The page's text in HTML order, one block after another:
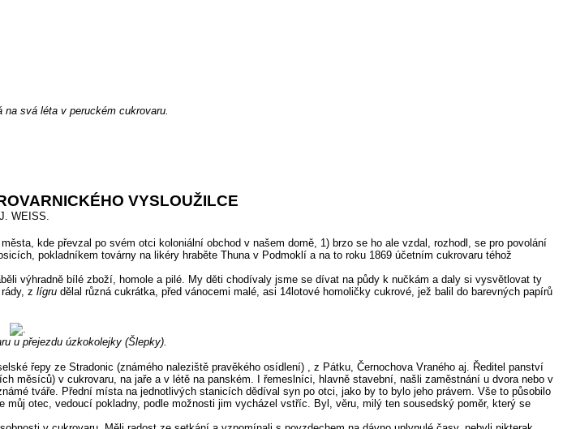
svá léta v peruckém cukrovaru.
VYSLOUŽILCE
WEISS.
kde převzal po svém otci koloniální obchod v našem domě, 1) brzo se ho ale vzdal, rozhodl, se pro povolání
pokladníkem továrny na likéry hraběte Thuna v Podmoklí a na to roku 1869 účetním cukrovaru téhož
výhradně bílé zboží, homole a pilé. My děti chodívaly jsme se dívat na půdy k nučkám a daly si vysvětlovat ty
z lígru dělal různá cukrátka, před vánocemi malé, asi 14lotové homoličky cukrové, jež balil do barevných papírů
u přejezdu úzkokolejky (Šlepky).
řepy ze Stradonic (známého naleziště pravěkého osídlení) , z Pátku, Černochova Vraného aj. Ředitel panství
měsíců) v cukrovaru, na jaře a v létě na panském. I řemeslníci, hlavně stavební, našli zaměstnání u dvora nebo v
tváře. Přední místa na jednotlivých stanicích dědíval syn po otci, jako by to bylo jeho právem. Vše to působilo
otec, vedoucí pokladny, podle možnosti jim vycházel vstříc. Byl, věru, milý ten sousedský poměr, který se